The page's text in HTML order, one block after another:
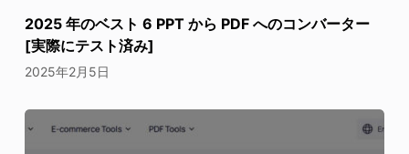
2025 年のベスト 6 PPT から PDF へのコンバーター
[実際にテスト済み]
2025年2月5日